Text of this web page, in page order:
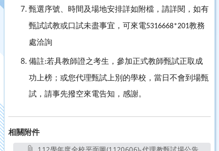
甄選序號、時間及場地安排詳如附檔，請詳閱，如有
甄試試教或口試未盡事宜，可來電5316668*201教務
處洽詢
備註:若具教師證之考生，參加正式教師甄試正取成
功上榜；或您代理甄試上別的學校，當日不會到場甄
試，請事先撥空來電告知，感謝。
相關附件